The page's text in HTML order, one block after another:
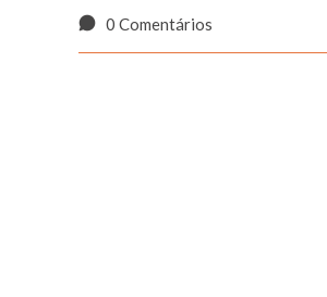
0 Comentários